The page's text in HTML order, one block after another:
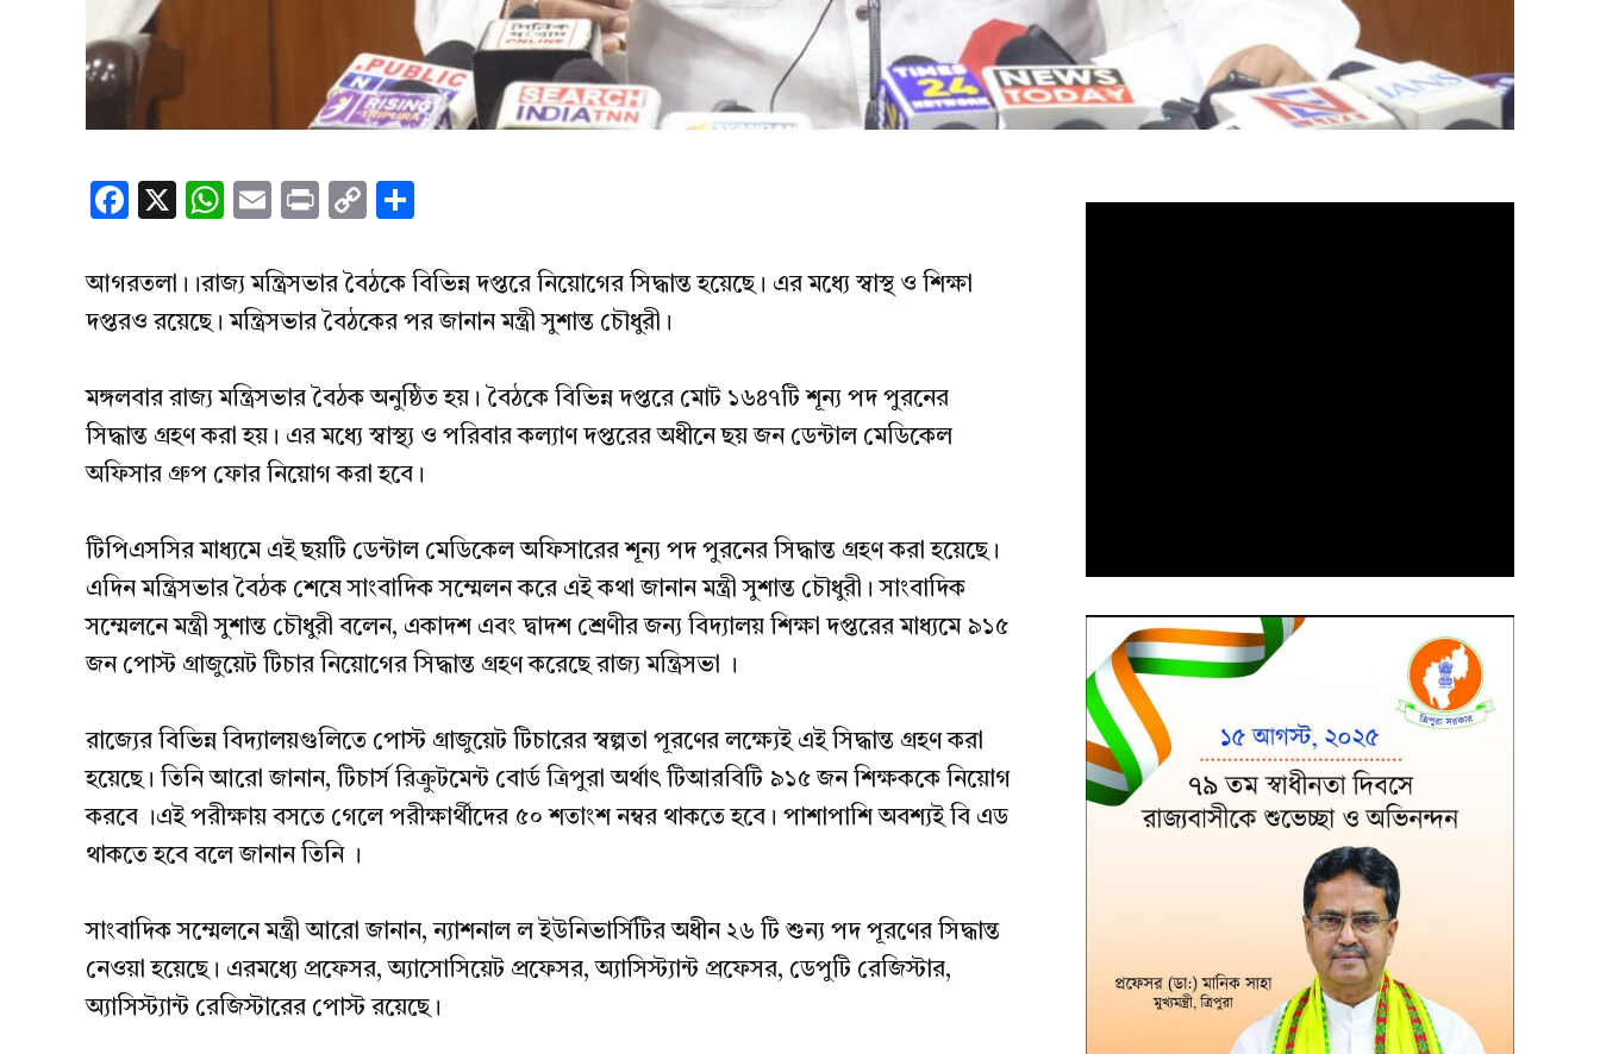
Facebook
X WhatsApp
EmailPrintCopy
আগরতলা।।রাজ্য মন্ত্রিসভার বৈঠকে বিভিন্ন দপ্তরে নিয়োগের সিদ্ধান্ত হয়েছে। এর মধ্যে স্বাস্থ ও শিক্ষা
দপ্তরও রয়েছে। মন্ত্রিসভার বৈঠকের পর জানান মন্ত্রী সুশান্ত চৌধুরী।
মঙ্গলবার রাজ্য মন্ত্রিসভার বৈঠক অনুষ্ঠিত হয়। বৈঠকে বিভিন্ন দপ্তরে মোট ১৬৪৭টি শূন্য পদ পুরনের
সিদ্ধান্ত গ্রহণ করা হয়। এর মধ্যে স্বাস্থ্য ও পরিবার কল্যাণ দপ্তরের অধীনে ছয় জন ডেন্টাল মেডিকেল
অফিসার গ্রুপ ফোর নিয়োগ করা হবে।
টিপিএসসির মাধ্যমে এই ছয়টি ডেন্টাল মেডিকেল অফিসারের শূন্য পদ পুরনের সিদ্ধান্ত গ্রহণ করা হয়েছে।
এদিন মন্ত্রিসভার বৈঠক শেষে সাংবাদিক সম্মেলন করে এই কথা জানান মন্ত্রী সুশান্ত চৌধুরী। সাংবাদিক
সম্মেলনে মন্ত্রী সুশান্ত চৌধুরী বলেন, একাদশ এবং দ্বাদশ শ্রেণীর জন্য বিদ্যালয় শিক্ষা দপ্তরের মাধ্যমে ৯১৫
জন পোস্ট গ্রাজুয়েট টিচার নিয়োগের সিদ্ধান্ত গ্রহণ করেছে রাজ্য মন্ত্রিসভা ।
রাজ্যের বিভিন্ন বিদ্যালয়গুলিতে পোস্ট গ্রাজুয়েট টিচারের স্বল্পতা পূরণের লক্ষ্যেই এই সিদ্ধান্ত গ্রহণ করা
হয়েছে। তিনি আরো জানান, টিচার্স রিক্রুটমেন্ট বোর্ড ত্রিপুরা অর্থাৎ টিআরবিটি ৯১৫ জন শিক্ষককে নিয়োগ
করবে ।এই পরীক্ষায় বসতে গেলে পরীক্ষার্থীদের ৫০ শতাংশ নম্বর থাকতে হবে। পাশাপাশি অবশ্যই বি এড
থাকতে হবে বলে জানান তিনি ।
সাংবাদিক সম্মেলনে মন্ত্রী আরো জানান, ন্যাশনাল ল ইউনিভার্সিটির অধীন ২৬ টি শুন্য পদ পূরণের সিদ্ধান্ত
নেওয়া হয়েছে। এরমধ্যে প্রফেসর, অ্যাসোসিয়েট প্রফেসর, অ্যাসিস্ট্যান্ট প্রফেসর, ডেপুটি রেজিস্টার,
অ্যাসিস্ট্যান্ট রেজিস্টারের পোস্ট রয়েছে।